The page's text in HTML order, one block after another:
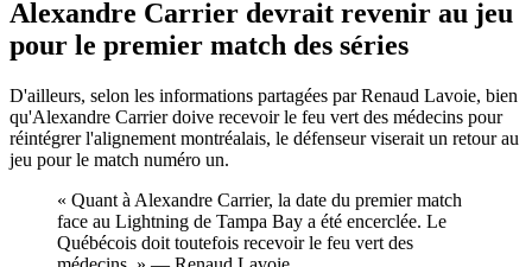
Alexandre Carrier devrait revenir au jeu
pour le premier match des séries
D'ailleurs, selon les informations partagées par Renaud Lavoie, bien
qu'Alexandre Carrier doive recevoir le feu vert des médecins pour
réintégrer l'alignement montréalais, le défenseur viserait un retour au
jeu pour le match numéro un.
« Quant à Alexandre Carrier, la date du premier match
face au Lightning de Tampa Bay a été encerclée. Le
Québécois doit toutefois recevoir le feu vert des